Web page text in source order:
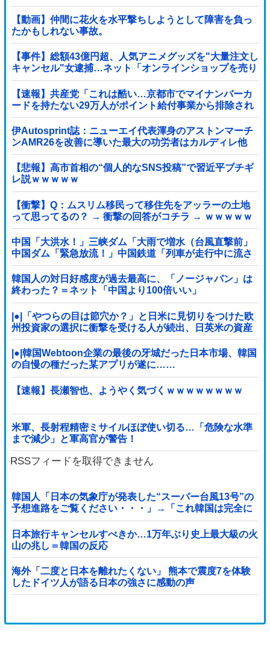
【動画】仲間に花火を水平撃ちしようとして障害を負っ
たかもしれない事故。
【事件】総額43億円超、人気アニメグッズを"大量注文し
キャンセル"女逮捕…ネット「オンラインショップを売り
切れ状態にして商品相場を操作してたので...
【速報】共産党「これは酷い…京都市でマイナンバーカ
ードを持たない29万人がポイント給付事業から排除され
た」
伊Autosprint誌：ニューエイ代表渾身のアストンマーチ
ンAMR26を改善に導いた最大の功労者はカルディレ他
【悲報】高市首相の“個人的なSNS投稿”で習近平ブチギ
レ説ｗｗｗｗｗ
【衝撃】Q：ムスリム移民って移住先をアッラーの土地
って思ってるの？ → 衝撃の回答がコチラ → ｗｗｗｗｗ
ｗｗｗｗｗｗｗｗｗ
中国「大洪水！」三峡ダム「大雨で増水（台風直撃前」
中国ダム「緊急放流！」中国鉄道「列車が走行中に流さ
れる」中国避難所「支援物資は有料です」謎の勢力
「え」→
韓国人の対日好感度が過去最高に、「ノージャパン」は
終わった？＝ネット「中国より100倍いい」
|●|「やつらの目は節穴か？」と日米に見切りをつけた欧
州投資家の選択に衝撃を受ける人が続出、日英米の資産
を処分して代わりに選んだのは……
|●|韓国Webtoon企業の最後の牙城だった日本市場、韓国
の自慢の種だった某アプリが遂に……
【速報】長瀬智也、ようやく気づくｗｗｗｗｗｗｗｗ
米軍、長射程精密ミサイルほぼ使い切る…「危険な水準
まで減少」と軍高官が警告！
RSSフィードを取得できません
韓国人「日本の気象庁が発表した“スーパー台風13号”の
予想進路をご覧ください・・・」→「これ韓国は完全に
直撃なんだけど」「信じませんｗｗｗ」
日本旅行キャンセルすべきか…1万年ぶり史上最大級の火
山の兆し＝韓国の反応
海外「二度と日本を離れたくない」 熊本で震度7を体験
したドイツ人が語る日本の強さに感動の声